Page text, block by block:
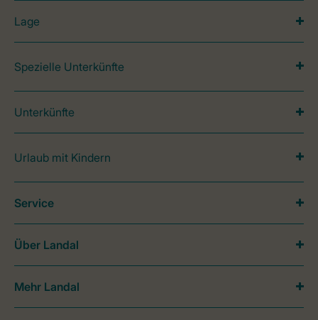
Lage
Spezielle Unterkünfte
Unterkünfte
Urlaub mit Kindern
Service
Über Landal
Mehr Landal